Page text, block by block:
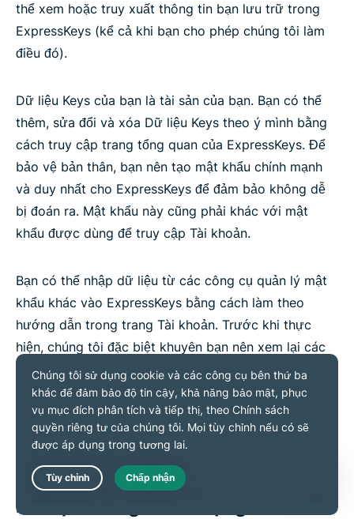
thể xem hoặc truy xuất thông tin bạn lưu trữ trong
ExpressKeys (kể cả khi bạn cho phép chúng tôi làm
điều đó).
Dữ liệu Keys của bạn là tài sản của bạn. Bạn có thể
thêm, sửa đổi và xóa Dữ liệu Keys theo ý mình bằng
cách truy cập trang tổng quan của ExpressKeys. Để
bảo vệ bản thân, bạn nên tạo mật khẩu chính mạnh
và duy nhất cho ExpressKeys để đảm bảo không dễ
bị đoán ra. Mật khẩu này cũng phải khác với mật
khẩu được dùng để truy cập Tài khoản.
Bạn có thể nhập dữ liệu từ các công cụ quản lý mật
khẩu khác vào ExpressKeys bằng cách làm theo
hướng dẫn trong trang Tài khoản. Trước khi thực
hiện, chúng tôi đặc biệt khuyên bạn nên xem lại các
quy tắc về khả năng di chuyển dữ liệu của nhà cung
cấp trình quản lý mật khẩu mà bạn dùng trước đây vì
những quy tắc này không nằm trong tầm kiểm soát
của ExpressVPN.
Dữ liệu thống kê sử dụng và dữ